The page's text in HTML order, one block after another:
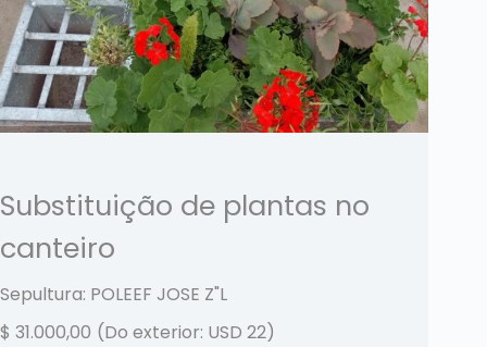
Substituição de plantas no
canteiro
Sepultura: POLEEF JOSE Z"L
$ 31.000,00 (Do exterior: USD 22)